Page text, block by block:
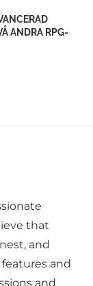
ANDRA RPG-
that
and
and
and